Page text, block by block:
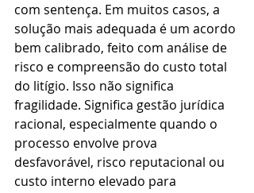
com sentença. Em muitos casos, a
solução mais adequada é um acordo
bem calibrado, feito com análise de
risco e compreensão do custo total
do litígio. Isso não significa
fragilidade. Significa gestão jurídica
racional, especialmente quando o
processo envolve prova
desfavorável, risco reputacional ou
custo interno elevado para